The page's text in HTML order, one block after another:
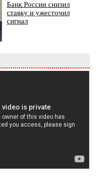
Банк России снизил
ставку и ужесточил
сигнал